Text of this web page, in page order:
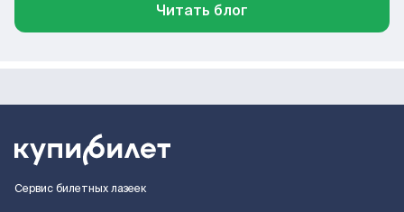
Читать блог
Сервис билетных лазеек